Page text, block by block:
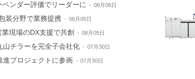
ンダー評価でリーダーに 08月06日
装分野で業務提携 08月05日
現場のDX支援で共創 08月05日
山チラーを完全子会社化 07月30日
進プロジェクトに参画 07月30日